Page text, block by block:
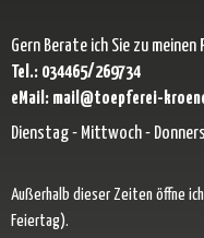
Gern Berate ich Sie zu
Tel.: 034465/269734
eMail: mail@toepferei-
Dienstag - Mittwoch -
Außerhalb dieser Zeiten öffne
Feiertag).